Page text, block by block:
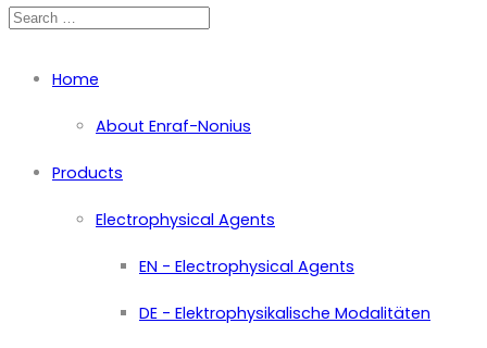
Home
About Enraf-Nonius
Products
Electrophysical Agents
EN - Electrophysical Agents
DE - Elektrophysikalische Modalitäten